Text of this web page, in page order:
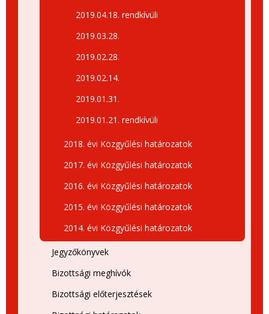
2019.04.18. rendkívüli
2019.03.28.
2019.02.28.
2019.02.14.
2019.01.31.
2019.01.21. rendkívüli
2018. évi Közgyűlési határozatok
2017. évi Közgyűlési határozatok
2016. évi Közgyűlési határozatok
2015. évi Közgyűlési határozatok
2014. évi Közgyűlési határozatok
Jegyzőkönyvek
Bizottsági meghívók
Bizottsági előterjesztések